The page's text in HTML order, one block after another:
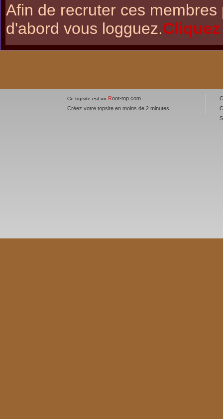
Afin de recruter ces
d'abord vous logguez.
Ce topsite est un Root-top.com
Créez votre topsite en moins de 2 minutes